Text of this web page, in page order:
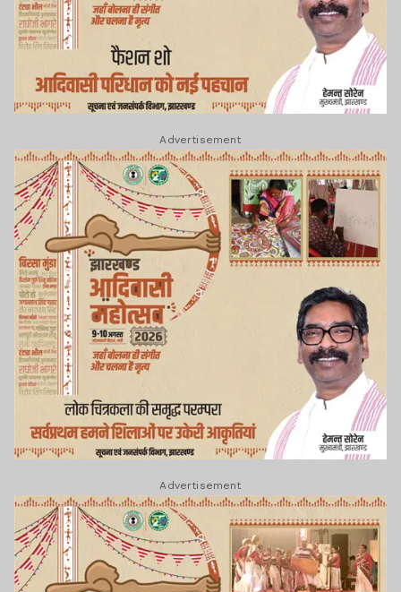
Advertisement
Advertisement